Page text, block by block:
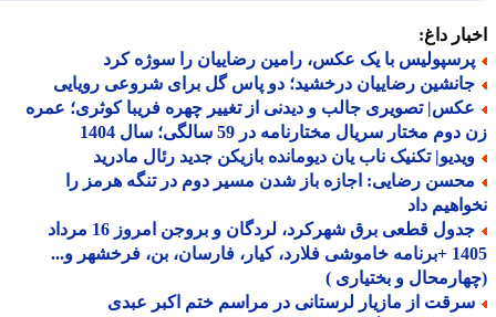
داغ:
با یک عکس، رامین رضاییان را سوژه کرد
رضاییان درخشید؛ دو پاس گل برای شروعی رویایی
تصویری جالب و دیدنی از تغییر چهره فریبا کوثری؛ عمره
مختار سریال مختارنامه در 59 سالگی؛ سال 1404
تکنیک ناب یان دیومانده بازیکن جدید رئال مادرید
رضایی: اجازه باز شدن مسیر دوم در تنگه هرمز را
داد
جدول قطعی برق شهرکرد، لردگان و بروجن امروز 16 مرداد
1405 +برنامه خاموشی فلارد، کیار، فارسان، بن، فرخشهر و...
و بختیاری )
از مازیار لرستانی در مراسم ختم اکبر عبدی